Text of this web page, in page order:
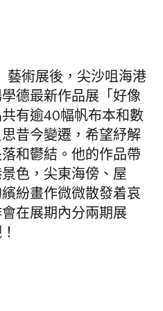
藝術展後，尖沙咀海港
德最新作品展「好像
有逾40幅帆布本和數
昔今變遷，希望紓解
和鬱結。他的作品帶
色，尖東海傍、屋
紛畫作微微散發着哀
在展期內分兩期展